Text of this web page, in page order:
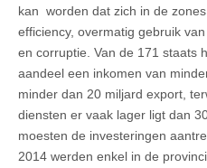
kan worden dat zich in de
efficiency, overmatig gebruik
en corruptie. Van de 171 staats
aandeel een inkomen van
minder dan 20 miljard export,
diensten er vaak lager ligt dan
moesten de investeringen
2014 werden enkel in de